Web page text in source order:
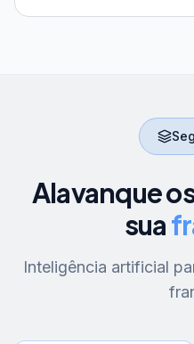
Alavanque
sua
Inteligência artificial